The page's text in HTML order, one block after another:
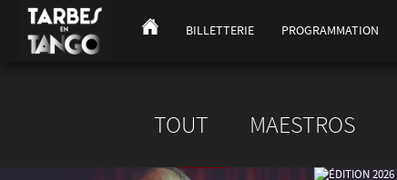
BILLETTERIE PROGRAMMATION
TOUT MAESTROS